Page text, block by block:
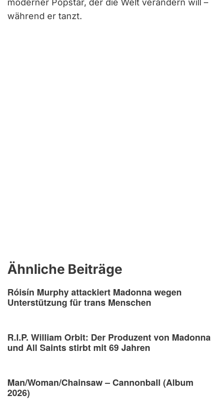
moderner Popstar, der die Welt verändern will –
während er tanzt.
Ähnliche Beiträge
Róisín Murphy attackiert Madonna wegen
Unterstützung für trans Menschen
R.I.P. William Orbit: Der Produzent von Madonna
und All Saints stirbt mit 69 Jahren
Man/Woman/Chainsaw – Cannonball (Album
2026)